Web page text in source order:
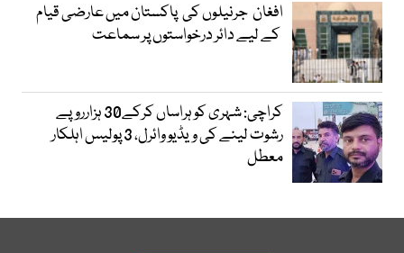
افغان جرنیلوں کی پاکستان میں عارضی قیام
کے لیے دائر درخواستوں پر سماعت
کراچی: شہری کو ہراساں کرکے30 ہزارروپے
رشوت لینے کی ویڈیو وائرل، 3 پولیس اہلکار
معطل